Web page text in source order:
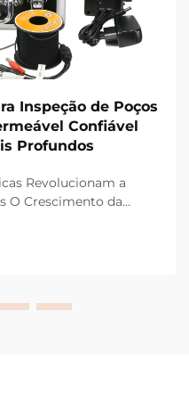
Inspeção de Poços
Confiável
Profundos
Revolucionam a
O Crescimento da